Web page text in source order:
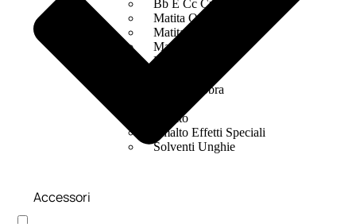
Bb E Cc Cream
Matita Occhi
Matita Sopracciglia
Mascara
Eyeliner
Matita Labbra
Smalto
Smalto Effetti Speciali
Solventi Unghie
Accessori